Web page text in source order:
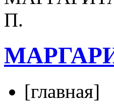
[главная]